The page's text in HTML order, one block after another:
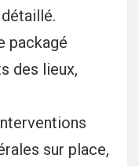
packagé
des lieux,
sur place,